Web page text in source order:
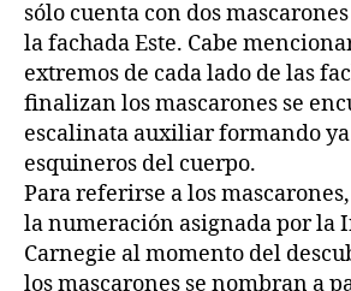
sólo cuenta con dos
la fachada Este. Cabe
extremos de cada lado de las
finalizan los mascarones se
escalinata auxiliar formando
esquineros del cuerpo.
Para referirse a los
la numeración asignada por la
Carnegie al momento del
los mascarones se nombran a